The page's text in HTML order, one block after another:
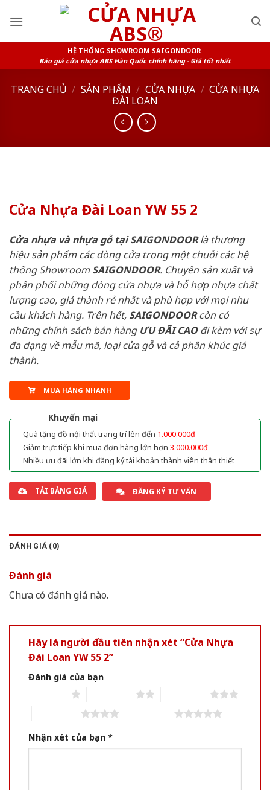
HỆ THỐNG SHOWROOM SAIGONDOOR
Báo giá cửa nhựa ABS Hàn Quốc chính hãng - Giá tốt nhất
TRANG CHỦ / SẢN PHẨM / CỬA NHỰA / CỬA NHỰA
ĐÀI LOAN
Cửa Nhựa Đài Loan YW 55 2
Cửa nhựa và nhựa gỗ tại SAIGONDOORlà thương
hiệu sản phẩm các dòng cửa trong một chuỗi các hệ
thống ShowroomSAIGONDOOR. Chuyên sản xuất và
phân phối những dòng cửa nhựa và hỗ hợp nhựa chất
lượng cao, giá thành rẻ nhất và phù hợp với mọi nhu
cầu khách hàng. Trên hết, SAIGONDOORcòn có
những chính sách bán hàng ƯU ĐÃI CAOđi kèm với sự
đa dạng về mẫu mã, loại cửa gỗ và cả phân khúc giá
thành.
MUA HÀNG NHANH
Khuyến mại
Quà tặng đồ nội thất trang trí lên đến 1.000.000đ
Giảm trực tiếp khi mua đơn hàng lớn hơn 3.000.000đ
Nhiều ưu đãi lớn khi đăng ký tài khoản thành viên thân thiết
TẢI BẢNG GIÁ ĐĂNG KÝ TƯ VẤN
ĐÁNH GIÁ (0)
Đánh giá
Chưa có đánh giá nào.
Hãy là người đầu tiên nhận xét “Cửa Nhựa
Đài Loan YW 55 2”
Đánh giá của bạn
Nhận xét của bạn *